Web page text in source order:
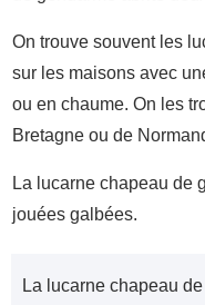
On trouve souvent les
sur les maisons avec
ou en chaume. On les
Bretagne ou de
La lucarne chapeau de
jouées galbées.
La lucarne chapeau